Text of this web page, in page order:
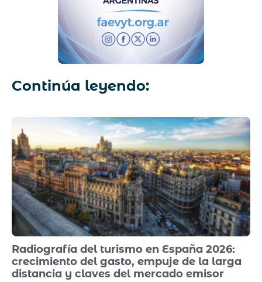
Continúa leyendo:
Radiografía del turismo en España 2026:
crecimiento del gasto, empuje de la larga
distancia y claves del mercado emisor